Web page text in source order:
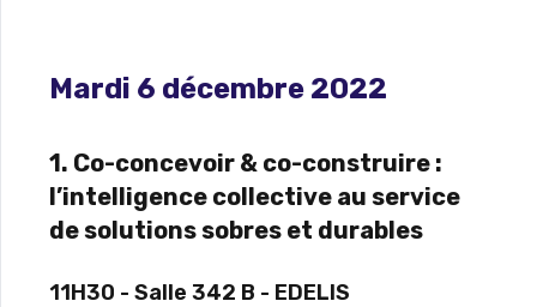
Mardi 6 décembre 2022
1. Co-concevoir & co-construire :
l’intelligence collective au service
de solutions sobres et durables
11H30 - Salle 342 B - EDELIS